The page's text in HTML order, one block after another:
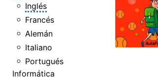
Inglés
Francés
Alemán
Italiano
Portugués
Informática